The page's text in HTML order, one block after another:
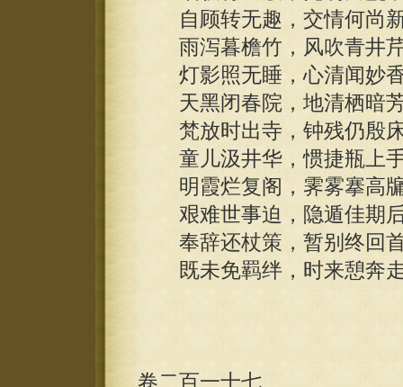
自顾转无趣，交情何尚新
雨泻暮檐竹，风吹青井芹
灯影照无睡，心清闻妙香
天黑闭春院，地清栖暗芳
梵放时出寺，钟残仍殷床
童儿汲井华，惯捷瓶上手
明霞烂复阁，霁雾搴高牖
艰难世事迫，隐遁佳期后
奉辞还杖策，暂别终回首
既未免羁绊，时来憩奔走
卷二百一十七